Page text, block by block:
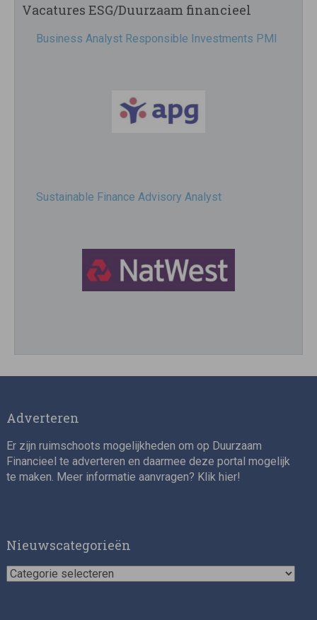
Vacatures ESG/Duurzaam financieel
Business Analyst Responsible Investments PMI
Sustainable Finance Advisory Analyst
Director, Impact Investing
Adverteren
Er zijn ruimschoots mogelijkheden om op Duurzaam
Financieel te adverteren en daarmee deze portal mogelijk
te maken. Meer informatie aanvragen? Klik hier!
Nieuwscategorieën
Nieuwscategorieën